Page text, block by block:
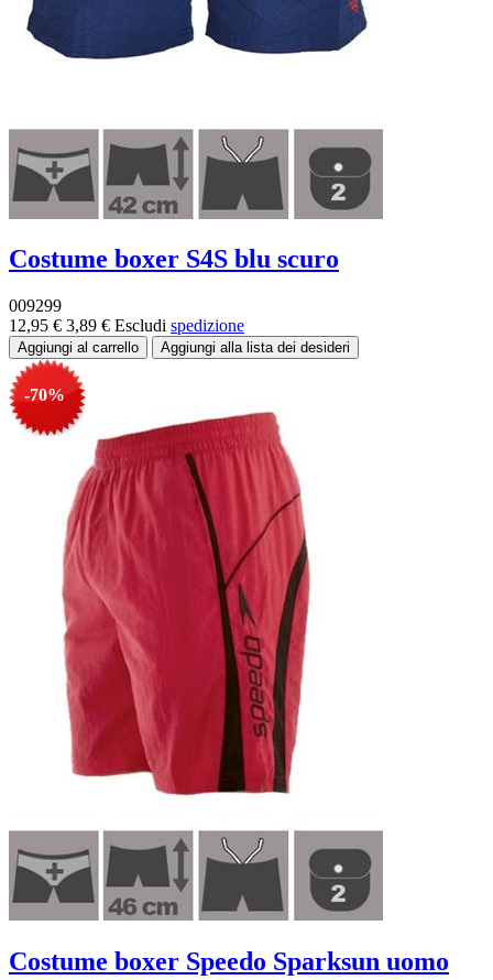
Costume boxer S4S blu scuro
009299
12,95 € 3,89 € Escludi spedizione
-70%
Costume boxer Speedo Sparksun uomo